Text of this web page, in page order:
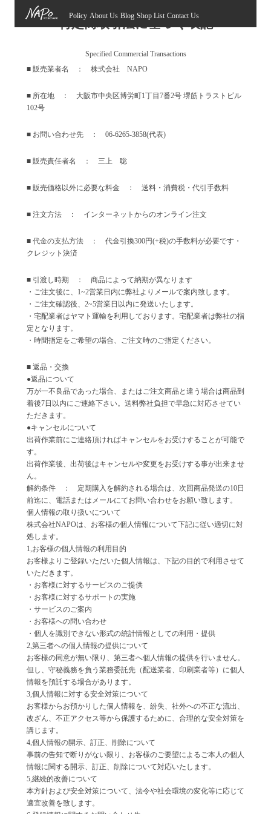
Policy About Us Blog Shop List Contact Us
特定商取引法に基づく表記
Specified Commercial Transactions
■ 販売業者名 ： 株式会社 NAPO
■ 所在地 ： 大阪市中央区博労町1丁目7番2号 堺筋トラストビル
102号
■ お問い合わせ先 ： 06-6265-3858(代表)
■ 販売責任者名 ： 三上 聡
■ 販売価格以外に必要な料金 ： 送料・消費税・代引手数料
■ 注文方法 ： インターネットからのオンライン注文
■ 代金の支払方法 ： 代金引換300円(+税)の手数料が必要です・
クレジット決済
■ 引渡し時期 ： 商品によって納期が異なります
・ご注文後に、1~2営業日内に弊社よりメールで案内致します。
・ご注文確認後、2~5営業日以内に発送いたします。
・宅配業者はヤマト運輸を利用しております。宅配業者は弊社の指
定となります。
・時間指定をご希望の場合、ご注文時のご指定ください。
■ 返品・交換
●返品について
万が一不良品であった場合、またはご注文商品と違う場合は商品到
着後7日以内にご連絡下さい。送料弊社負担で早急に対応させてい
ただきます。
●キャンセルについて
出荷作業前にご連絡頂ければキャンセルをお受けすることが可能で
す。
出荷作業後、出荷後はキャンセルや変更をお受けする事が出来ませ
ん。
解約条件 ： 定期購入を解約される場合は、次回商品発送の10日
前迄に、電話またはメールにてお問い合わせをお願い致します。
個人情報の取り扱いについて
株式会社NAPOは、お客様の個人情報について下記に従い適切に対
処します。
1,お客様の個人情報の利用目的
お客様よりご登録いただいた個人情報は、下記の目的で利用させて
いただきます。
・お客様に対するサービスのご提供
・お客様に対するサポートの実施
・サービスのご案内
・お客様への問い合わせ
・個人を識別できない形式の統計情報としての利用・提供
2,第三者への個人情報の提供について
お客様の同意が無い限り、第三者へ個人情報の提供を行いません。
但し、守秘義務を負う業務委託先（配送業者、印刷業者等）に個人
情報を預託する場合があります。
3,個人情報に対する安全対策について
お客様からお預かりした個人情報を、紛失、社外への不正な流出、
改ざん、不正アクセス等から保護するために、合理的な安全対策を
講じます。
4,個人情報の開示、訂正、削除について
事前の告知で断りがない限り、お客様のご要望によるご本人の個人
情報に関する開示、訂正、削除について対応いたします。
5,継続的改善について
本方針および安全対策について、法令や社会環境の変化等に応じて
適宜改善を致します。